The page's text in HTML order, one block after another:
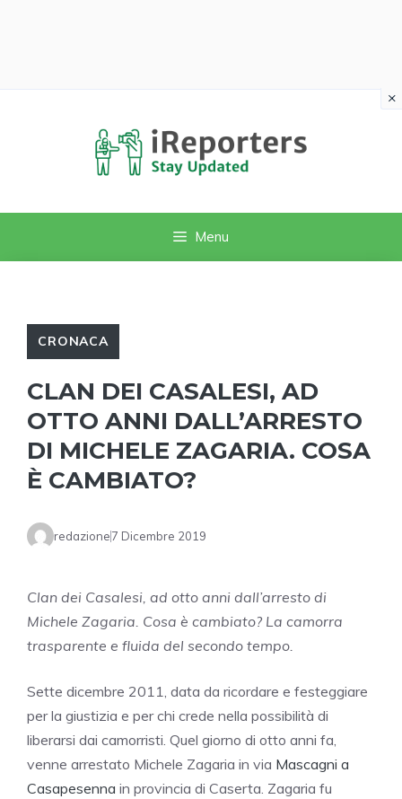
Menu
CRONACA
CLAN DEI CASALESI, AD
OTTO ANNI DALL’ARRESTO
DI MICHELE ZAGARIA. COSA
È CAMBIATO?
redazione7 Dicembre 2019
Clan dei Casalesi, ad otto anni dall’arresto di
Michele Zagaria. Cosa è cambiato? La camorra
trasparente e fluida del secondo tempo.
Sette dicembre 2011, data da ricordare e festeggiare
per la giustizia e per chi crede nella possibilità di
liberarsi dai camorristi. Quel giorno di otto anni fa,
venne arrestato Michele Zagaria in via Mascagni a
Casapesenna in provincia di Caserta. Zagaria fu
×